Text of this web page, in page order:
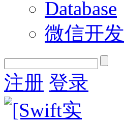
Database
微信开发
注册 登录